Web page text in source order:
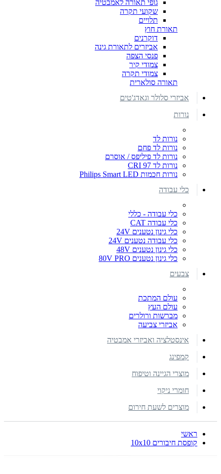
גופי תאורה לאמבטיה
שקועי תקרה
תלויים
תאורת חוץ
דוקרנים
אביזרים לתאורת גינה
פנסי הצפה
צמודי קיר
צמודי תקרה
תאורה סולארית
אביזרי סלולר וגאדג'טים
נורות
נורות לד
נורות לד פחם
נורות לד פיליפס / אוסרם
נורות לד CRI 97
נורות חכמות Philips Smart LED
כלי עבודה
כלי עבודה - כללי
כלי עבודה CAT
כלי גינון נטענים 24V
כלי עבודה נטענים 24V
כלי גינון נטענים 48V
כלי גינון נטענים 80V PRO
צבעים
עולם המתכת
עולם העץ
מברשות ורולרים
אביזרי צביעה
אינסטלציה ואביזרי אמבטיה
קמפינג
מוצרי הגיינה וטיפוח
חומרי ניקוי
מוצרים לשעת חירום
ראשי
קופסת חיבורים 10x10